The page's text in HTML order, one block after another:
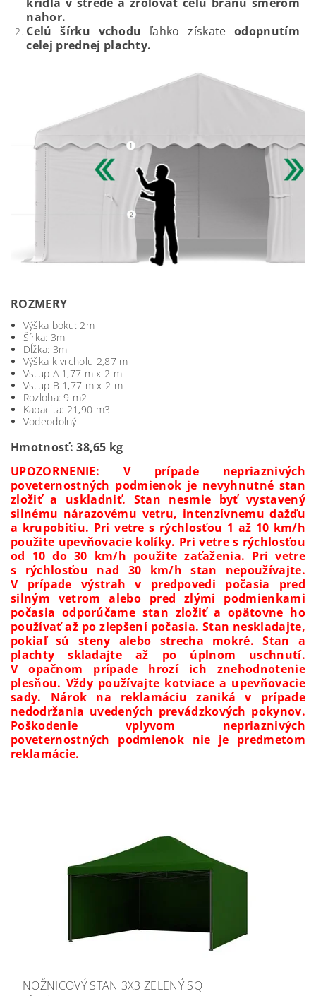
nahor.
Celú šírku vchodu ľahko získateodopnutím
celej prednej plachty.
ROZMERY
Výška boku: 2m
Šírka: 3m
Dĺžka: 3m
Výška k vrcholu 2,87 m
Vstup A 1,77 m x 2 m
Vstup B 1,77 m x 2 m
Rozloha: 9 m2
Kapacita: 21,90 m3
Vodeodolný
Hmotnosť: 38,65 kg
UPOZORNENIE: V prípade nepriaznivých
poveternostných podmienok je nevyhnutné stan
zložiť a uskladniť. Stan nesmie byť vystavený
silnému nárazovému vetru, intenzívnemu dažďu
a krupobitiu. Pri vetre s rýchlosťou 1 až 10 km/h
použite upevňovacie kolíky. Pri vetre s rýchlosťou
od 10 do 30 km/h použite zaťaženia. Pri vetre
s rýchlosťou nad 30 km/h stan nepoužívajte.
V prípade výstrah v predpovedi počasia pred
silným vetrom alebo pred zlými podmienkami
počasia odporúčame stan zložiť a opätovne ho
používať až po zlepšení počasia. Stan neskladajte,
pokiaľ sú steny alebo strecha mokré. Stan a
plachty skladajte až po úplnom uschnutí.
V opačnom prípade hrozí ich znehodnotenie
plesňou. Vždy používajte kotviace a upevňovacie
sady. Nárok na reklamáciu zaniká v prípade
nedodržania uvedených prevádzkových pokynov.
Poškodenie vplyvom nepriaznivých
poveternostných podmienok nie je predmetom
reklamácie.
NOŽNICOVÝ STAN 3X3 ZELENÝ SQ